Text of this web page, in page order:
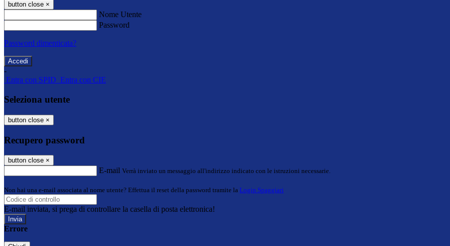
button close ×
Nome Utente
Password
Password dimenticata?
-
Entra con SPID Entra con CIE
Seleziona utente
button close ×
Recupero password
button close ×
E-mail Verrà inviato un messaggio all'indirizzo indicato con le istruzioni necessarie.
Non hai una e-mail associata al nome utente? Effettua il reset della password tramite la Login Spaggiari
E-mail inviata, si prega di controllare la casella di posta elettronica!
Errore